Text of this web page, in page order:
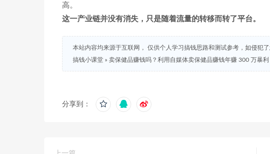
高。
这一产业链并没有消失，只是随着流量的转移而转了平台。
本站内容均来源于互联网， 仅供个人学习搞钱思路和测试参考，如侵犯
搞钱小课堂 » 卖保健品赚钱吗？利用自媒体卖保健品赚钱年赚 300 万暴利
分享到：